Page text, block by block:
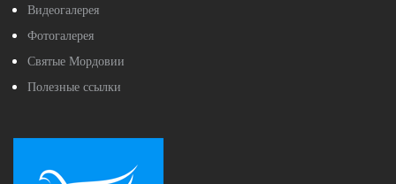
Видеогалерея
Фотогалерея
Святые Мордовии
Полезные ссылки